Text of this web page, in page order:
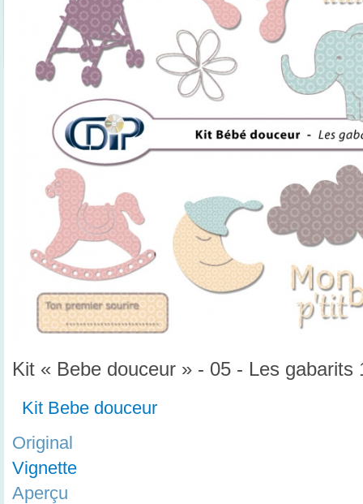
Kit « Bebe douceur » - 05 - Les gabarits
Kit Bebe douceur
Original
Vignette
Aperçu